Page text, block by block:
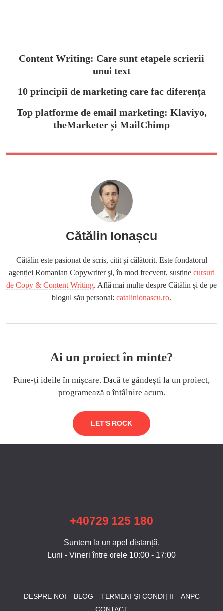
Content Writing: Care sunt etapele scrierii
unui text
10 principii de marketing care fac diferența
Top platforme de email marketing: Klaviyo,
theMarketer și MailChimp
Cătălin Ionașcu
Cătălin este pasionat de scris, citit și călătorit. Este fondatorul
agenției Romanian Copywriter şi, în mod frecvent, susține cursuri
de Copy & Content Writing. Află mai multe despre Cătălin și de pe
blogul său personal: catalinionascu.ro.
Ai un proiect în minte?
Pune-ți ideile în mișcare. Dacă te gândești la un proiect,
programează o întâlnire acum.
LET'S ROCK
+40729 125 180
Suntem la un apel distanță,
Luni - Vineri între orele 10:00 - 17:00
DESPRE NOI BLOG TERMENI ȘI CONDIȚII
ANPC
CONTACT